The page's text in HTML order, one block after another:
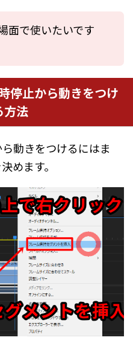
面で使いたいです
停止から動きをつけ
方法
動きをつけるにはま
めます。